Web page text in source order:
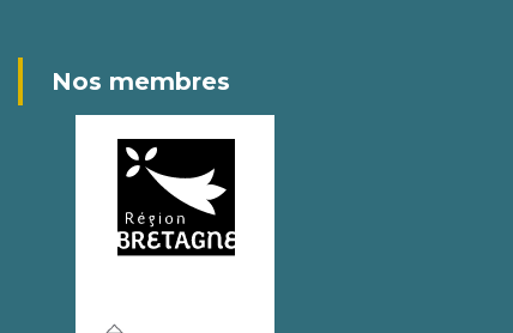
Nos membres